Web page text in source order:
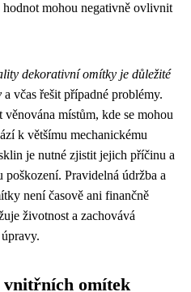
mohou negativně ovlivnit
dekorativní omítky je důležité
a včas řešit případné problémy.
místům, kde se mohou
k většímu mechanickému
je nutné zjistit jejich příčinu a
poškození. Pravidelná údržba a
není časově ani finančně
životnost a zachovává
vnitřních omítek